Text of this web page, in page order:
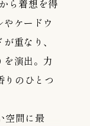
ら着想を得
ケードウ
重なり、
演出。力
りのひとつ
空間に最